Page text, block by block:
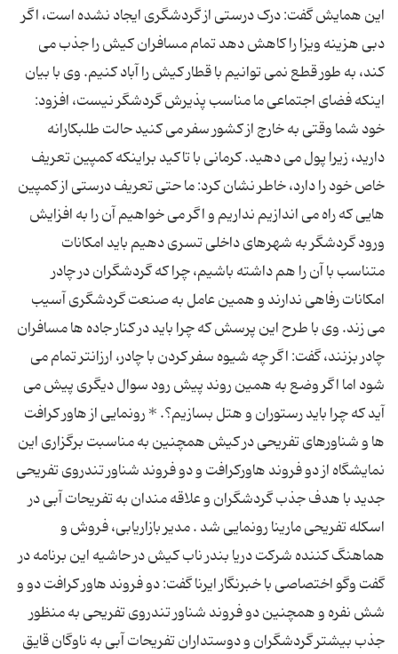
این همایش گفت: درک درستی از گردشگری ایجاد نشده است، اگر
دبی هزینه ویزا را کاهش دهد تمام مسافران کیش را جذب می
کند، به طور قطع نمی توانیم با قطار کیش را آباد کنیم. وی با بیان
اینکه فضای اجتماعی ما مناسب پذیرش گردشگر نیست، افزود:
خود شما وقتی به خارج از کشور سفر می کنید حالت طلبکارانه
دارید، زیرا پول می دهید. کرمانی با تاکید براینکه کمپین تعریف
خاص خود را دارد، خاطر نشان کرد: ما حتی تعریف درستی از کمپین
هایی که راه می اندازیم نداریم و اگر می خواهیم آن را به افزایش
ورود گردشگر به شهرهای داخلی تسری دهیم باید امکانات
متناسب با آن را هم داشته باشیم، چرا که گردشگران در چادر
امکانات رفاهی ندارند و همین عامل به صنعت گردشگری آسیب
می زند. وی با طرح این پرسش که چرا باید در کنار جاده ها مسافران
چادر بزنند، گفت: اگر چه شیوه سفر کردن با چادر، ارزانتر تمام می
شود اما اگر وضع به همین روند پیش رود سوال دیگری پیش می
آید که چرا باید رستوران و هتل بسازیم؟. * رونمایی از هاور کرافت
ها و شناورهای تفریحی در کیش همچنین به مناسبت برگزاری این
نمایشگاه از دو فروند هاورکرافت و دو فروند شناور تندروی تفریحی
جدید با هدف جذب گردشگران و علاقه مندان به تفریحات آبی در
اسکله تفریحی مارینا رونمایی شد . مدیر بازاریابی، فروش و
هماهنگ کننده شرکت دریا بندر ناب کیش در حاشیه این برنامه در
گفت وگو اختصاصی با خبرنگار ایرنا گفت: دو فروند هاور کرافت دو و
شش نفره و همچنین دو فروند شناور تندروی تفریحی به منظور
جذب بیشتر گردشگران و دوستداران تفریحات آبی به ناوگان قایق